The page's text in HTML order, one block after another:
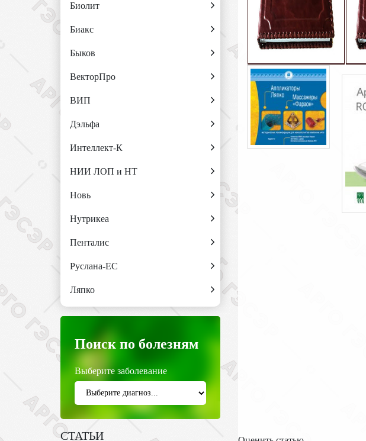
Биолит
Биакс
Быков
ВекторПро
ВИП
Дэльфа
Интеллект-К
НИИ ЛОП и НТ
Новь
Нутрикеа
Пенталис
Руслана-ЕС
Ляпко
Поиск по болезням
Выберите заболевание
СТАТЬИ